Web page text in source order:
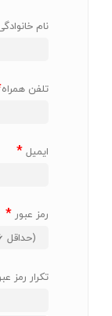
نام
تلفن همراه
ایمیل*
رمز عبور *
تکرار رمز